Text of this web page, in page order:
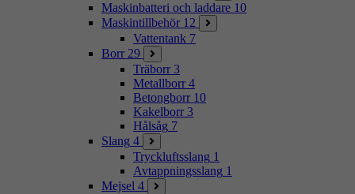
Maskinbatteri och laddare 10
Maskintillbehör 12
Vattentank 7
Borr 29
Träborr 3
Metallborr 4
Betongborr 10
Kakelborr 3
Hålsåg 7
Slang 4
Tryckluftsslang 1
Avtappningsslang 1
Mejsel 4